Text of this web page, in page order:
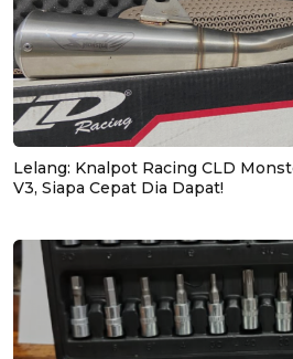
Lelang: Knalpot Racing CLD
V3, Siapa Cepat Dia Dapat!